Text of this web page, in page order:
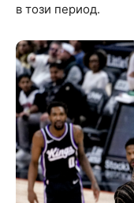
в този период.